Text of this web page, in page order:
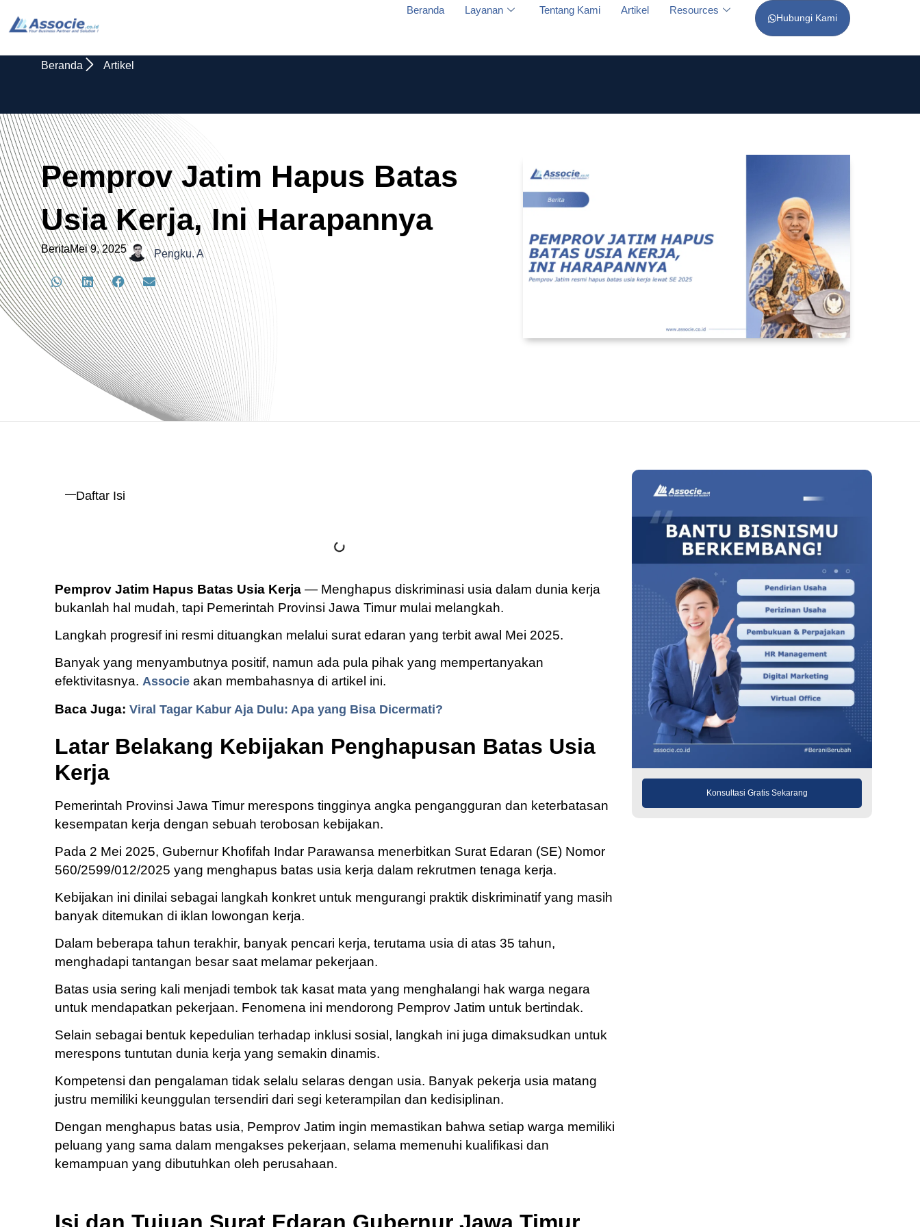
Beranda Layanan Tentang Kami Artikel Resources
Hubungi Kami
Beranda Artikel
Pemprov Jatim Hapus Batas
Usia Kerja, Ini Harapannya
BeritaMei 9, 2025 Pengku. A
Daftar Isi
Pemprov Jatim Hapus Batas Usia Kerja — Menghapus diskriminasi usia dalam dunia kerja
bukanlah hal mudah, tapi Pemerintah Provinsi Jawa Timur mulai melangkah.
Langkah progresif ini resmi dituangkan melalui surat edaran yang terbit awal Mei 2025.
Banyak yang menyambutnya positif, namun ada pula pihak yang mempertanyakan
efektivitasnya. Associe akan membahasnya di artikel ini.
Baca Juga: Viral Tagar Kabur Aja Dulu: Apa yang Bisa Dicermati?
Latar Belakang Kebijakan Penghapusan Batas Usia
Kerja
Pemerintah Provinsi Jawa Timur merespons tingginya angka pengangguran dan keterbatasan
kesempatan kerja dengan sebuah terobosan kebijakan.
Pada 2 Mei 2025, Gubernur Khofifah Indar Parawansa menerbitkan Surat Edaran (SE) Nomor
560/2599/012/2025 yang menghapus batas usia kerja dalam rekrutmen tenaga kerja.
Kebijakan ini dinilai sebagai langkah konkret untuk mengurangi praktik diskriminatif yang masih
banyak ditemukan di iklan lowongan kerja.
Dalam beberapa tahun terakhir, banyak pencari kerja, terutama usia di atas 35 tahun,
menghadapi tantangan besar saat melamar pekerjaan.
Batas usia sering kali menjadi tembok tak kasat mata yang menghalangi hak warga negara
untuk mendapatkan pekerjaan. Fenomena ini mendorong Pemprov Jatim untuk bertindak.
Selain sebagai bentuk kepedulian terhadap inklusi sosial, langkah ini juga dimaksudkan untuk
merespons tuntutan dunia kerja yang semakin dinamis.
Kompetensi dan pengalaman tidak selalu selaras dengan usia. Banyak pekerja usia matang
justru memiliki keunggulan tersendiri dari segi keterampilan dan kedisiplinan.
Dengan menghapus batas usia, Pemprov Jatim ingin memastikan bahwa setiap warga memiliki
peluang yang sama dalam mengakses pekerjaan, selama memenuhi kualifikasi dan
kemampuan yang dibutuhkan oleh perusahaan.
Isi dan Tujuan Surat Edaran Gubernur Jawa Timur
Konsultasi Gratis Sekarang